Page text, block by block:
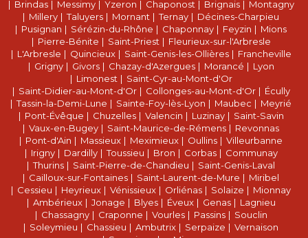
Brindas
Messimy Yzeron Chaponost Brignais
Montagny
Millery
Taluyers Mornant Ternay
Décines-Charpieu
Pusignan
Sérézin-du-Rhône Chaponnay Feyzin
Mions
Pierre-Bénite
Saint-Priest
Fleurieux-sur-l'Arbresle
L'Arbresle
Quincieux Saint-Genis-les-Ollières
Francheville
Grigny
Givors Chazay-d'Azergues Morancé
Lyon
Limonest
Saint-Cyr-au-Mont-d'Or
Saint-Didier-au-Mont-d'Or
Collonges-au-Mont-d'Or
Écully
Tassin-la-Demi-Lune
Sainte-Foy-lès-Lyon Maubec
Meyrié
Pont-Évêque
Chuzelles Valencin Luzinay
Saint-Savin
Vaux-en-Bugey
Saint-Maurice-de-Rémens
Revonnas
Pont-d'Ain
Massieux Meximieux Oullins
Villeurbanne
Irigny
Dardilly Toussieu Bron Corbas
Communay
Thurins
Saint-Pierre-de-Chandieu
Saint-Genis-Laval
Cailloux-sur-Fontaines
Saint-Laurent-de-Mure
Miribel
Cessieu
Heyrieux Vénissieux Orliénas Solaize
Mionnay
Ambérieux
Jonage Blyes Éveux Genas
Lagnieu
Chassagny
Craponne Vourles Passins
Souclin
Soleymieu
Chassieu Ambutrix Serpaize
Vernaison